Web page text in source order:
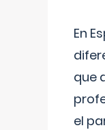
En
que
el